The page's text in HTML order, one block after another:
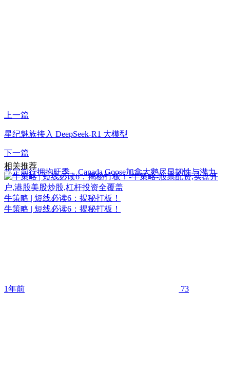
上一篇
星纪魅族接入 DeepSeek-R1 大模型
下一篇
笃定前行拥抱旺季，Canada Goose加拿大鹅尽显韧性与潜力
相关推荐
牛策略 | 短线必读6：揭秘打板！
牛策略 | 短线必读6：揭秘打板！
1年前 73